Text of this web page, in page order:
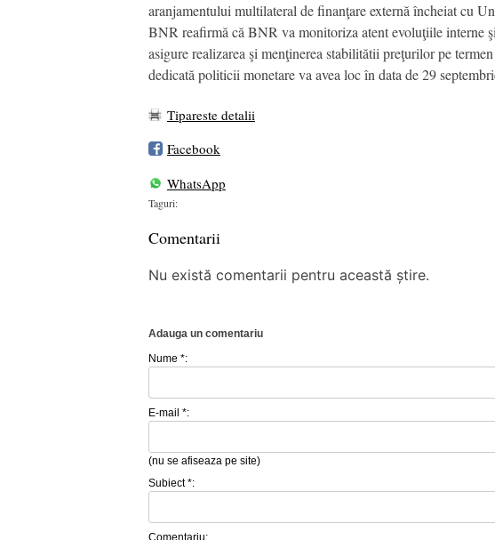
aranjamentului multilateral de finanţare externă încheiat cu
BNR reafirmă că BNR va monitoriza atent evoluţiile interne
asigure realizarea şi menţinerea stabilitătii preţurilor pe
dedicată politicii monetare va avea loc în data de 29
Tipareste detalii
Facebook
WhatsApp
Taguri:
Comentarii
Nu există comentarii pentru această știre.
Adauga un comentariu
Nume *:
E-mail *:
(nu se afiseaza pe site)
Subiect *: